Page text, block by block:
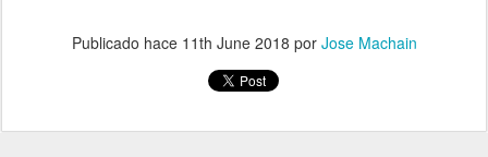
Programa #6 - VICTOR GIORGI / Dtor.